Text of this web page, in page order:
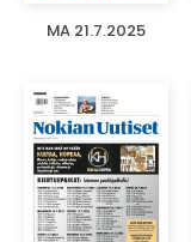
MA 21.7.2025